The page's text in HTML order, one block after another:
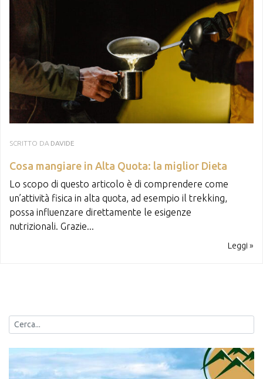
SCRITTO DA DAVIDE
Cosa mangiare in Alta Quota: la miglior Dieta
Lo scopo di questo articolo è di comprendere come
un’attività fisica in alta quota, ad esempio il trekking,
possa influenzare direttamente le esigenze
nutrizionali. Grazie...
Leggi »